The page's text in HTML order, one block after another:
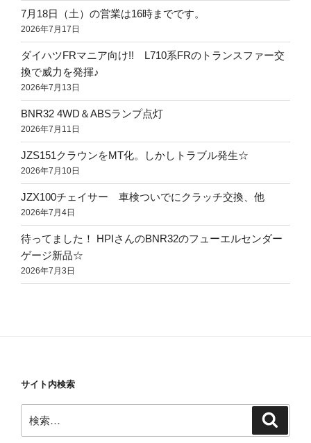
7月18日（土）の営業は16時までです。
2026年7月17日
ダイハツFRマニア向け!! L710系FRのトランスファー交
換で威力を発揮♪
2026年7月13日
BNR32 4WD＆ABSランプ点灯
2026年7月11日
JZS151クラウンをMT化。しかしトラブル発生☆
2026年7月10日
JZX100チェイサー 車検ついでにクラッチ交換、他
2026年7月4日
待ってました！ HPIさんのBNR32のフューエルセンダー
ゲージ新品☆
2026年7月3日
サイト内検索
索: